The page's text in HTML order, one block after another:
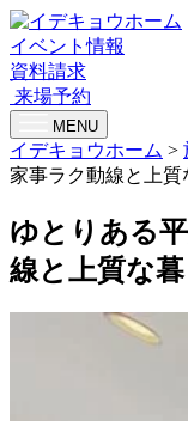
イベント情報
資料請求
来場予約
MENU
イデキョウホーム >
家事ラク動線と上質
ゆとりある
線と上質な暮